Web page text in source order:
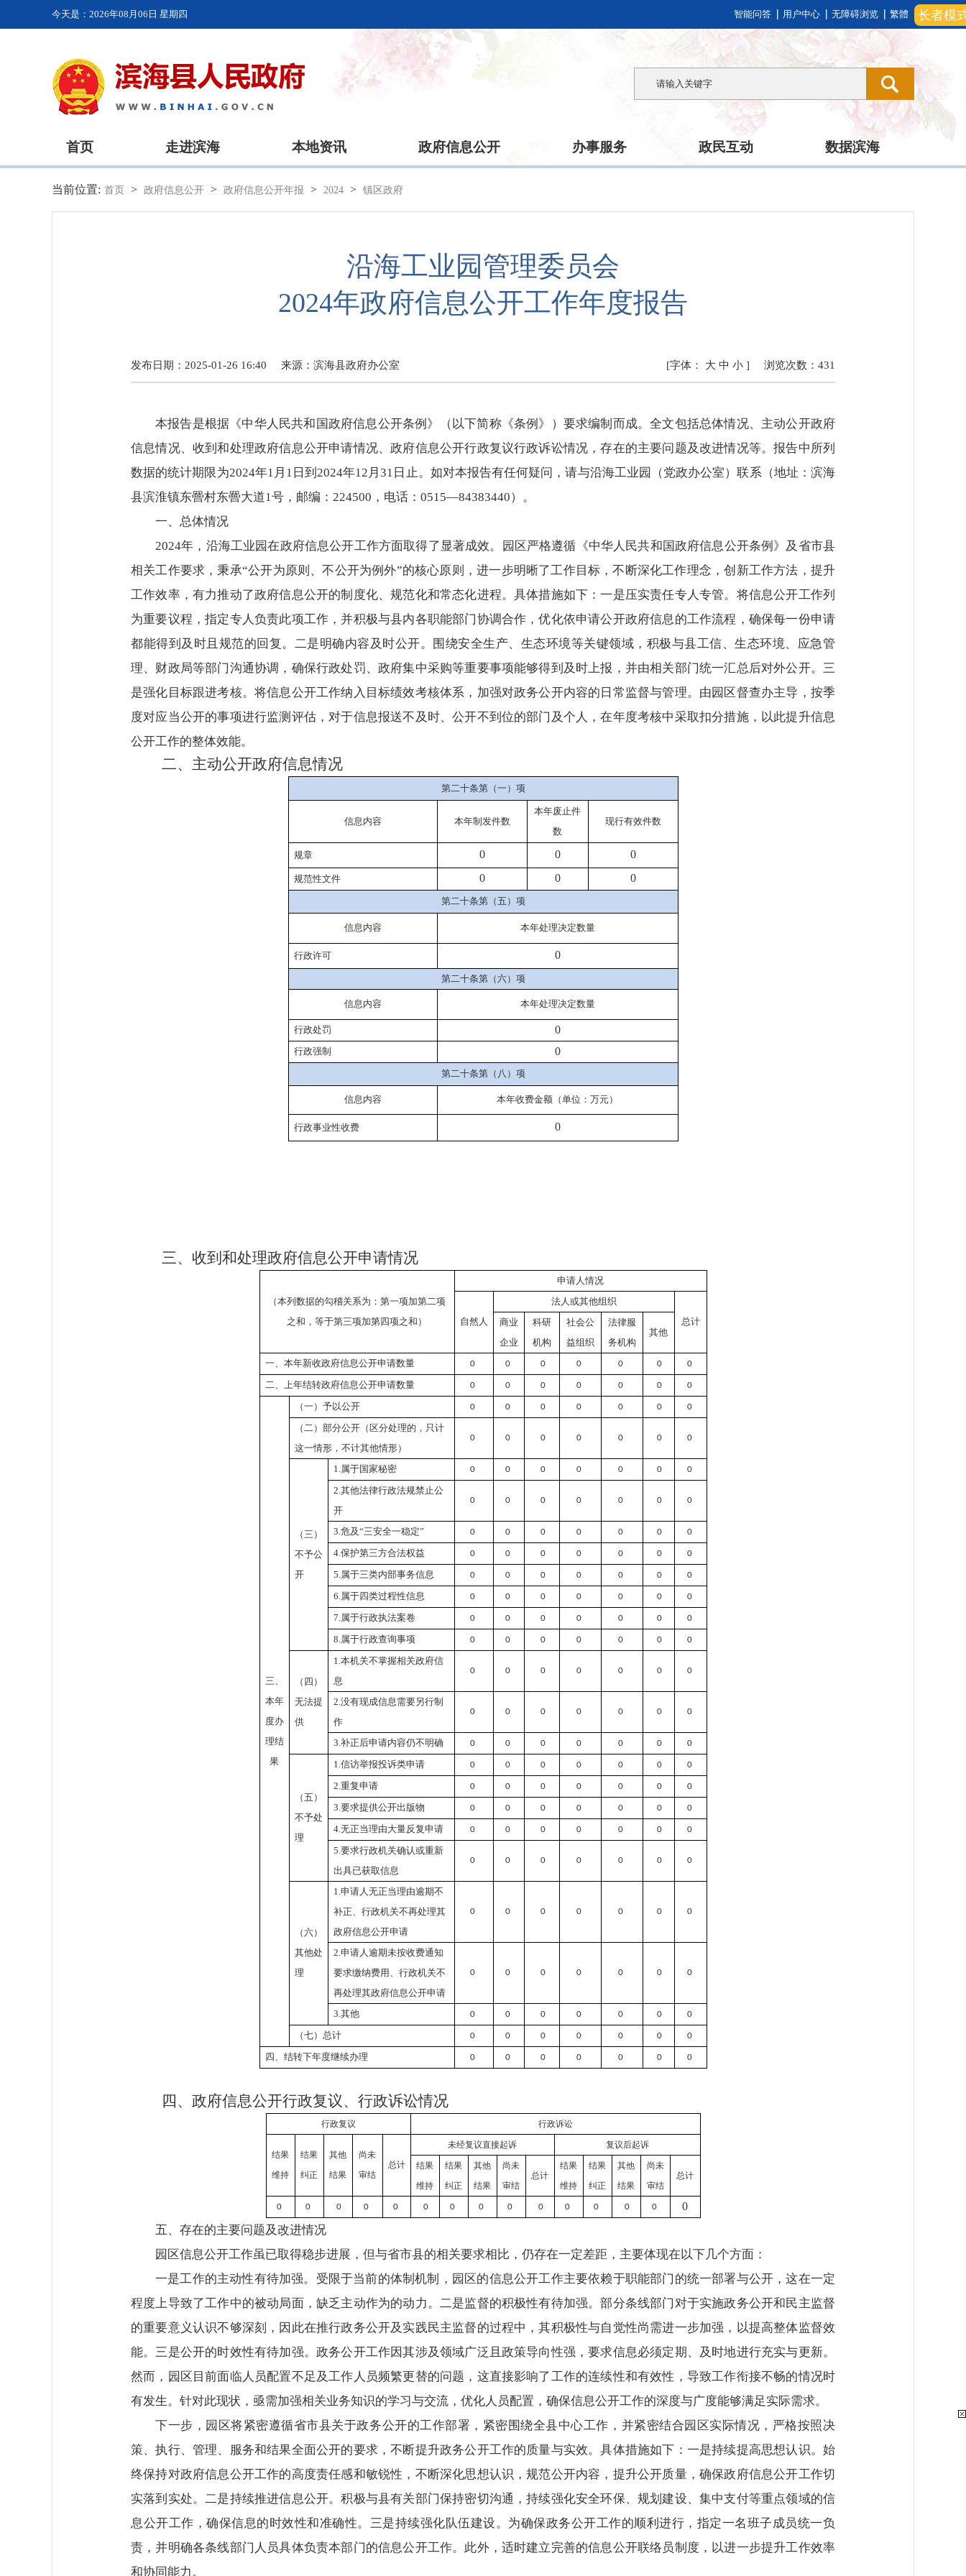
长者模
今天是： 2026年08月06日 星期四 智能问答 用户中心 无障碍浏览 繁體
首页 走进滨海 本地资讯 政府信息公开 办事服务 政民互动 数据滨海
当前位置: 首页 > 政府信息公开 > 政府信息公开年报 > 2024 > 镇区政府
沿海工业园管理委员会
2024年政府信息公开工作年度报告
发布日期：2025-01-26 16:40 来源： 滨海县政府办公室 浏览次数： 431
[字体： 大 中 小 ]
本报告是根据《中华人民共和国政府信息公开条例》（以下简称《条例》）要求编制而成。全文包括总体情况、主动公开政府
信息情况、收到和处理政府信息公开申请情况、政府信息公开行政复议行政诉讼情况，存在的主要问题及改进情况等。报告中所列
数据的统计期限为2024年1月1日到2024年12月31日止。如对本报告有任何疑问，请与沿海工业园（党政办公室）联系（地址：滨海
县滨淮镇东罾村东罾大道1号，邮编：224500，电话：0515—84383440）。
一、总体情况
2024年，沿海工业园在政府信息公开工作方面取得了显著成效。园区严格遵循《中华人民共和国政府信息公开条例》及省市县
相关工作要求，秉承“公开为原则、不公开为例外”的核心原则，进一步明晰了工作目标，不断深化工作理念，创新工作方法，提升
工作效率，有力推动了政府信息公开的制度化、规范化和常态化进程。具体措施如下：一是压实责任专人专管。将信息公开工作列
为重要议程，指定专人负责此项工作，并积极与县内各职能部门协调合作，优化依申请公开政府信息的工作流程，确保每一份申请
都能得到及时且规范的回复。二是明确内容及时公开。围绕安全生产、生态环境等关键领域，积极与县工信、生态环境、应急管
理、财政局等部门沟通协调，确保行政处罚、政府集中采购等重要事项能够得到及时上报，并由相关部门统一汇总后对外公开。三
是强化目标跟进考核。将信息公开工作纳入目标绩效考核体系，加强对政务公开内容的日常监督与管理。由园区督查办主导，按季
度对应当公开的事项进行监测评估，对于信息报送不及时、公开不到位的部门及个人，在年度考核中采取扣分措施，以此提升信息
公开工作的整体效能。
二、主动公开政府信息情况
第二十条第（一）项
信息内容 本年制发件数
本年废止件
数
现行有效件数
规章 0 0 0
规范性文件 0 0 0
第二十条第（五）项
信息内容 本年处理决定数量
行政许可 0
第二十条第（六）项
信息内容 本年处理决定数量
行政处罚 0
行政强制 0
第二十条第（八）项
信息内容 本年收费金额（单位：万元）
行政事业性收费 0
三、收到和处理政府信息公开申请情况
（本列数据的勾稽关系为：第一项加第二项
之和，等于第三项加第四项之和）
申请人情况
自然人
法人或其他组织
总计
商业
企业
科研
机构
社会公
益组织
法律服
务机构
其他
一、本年新收政府信息公开申请数量 0 0 0 0 0 0 0
二、上年结转政府信息公开申请数量 0 0 0 0 0 0 0
三、
本年
度办
理结
果
（一）予以公开 0 0 0 0 0 0 0
（二）部分公开（ 区分处理的，只计
这一情形，不计其他情形）
0 0 0 0 0 0 0
（三）
不予公
开
1.属于国家秘密 0 0 0 0 0 0 0
2.其他法律行政法规禁止公
开
0 0 0 0 0 0 0
3.危及“三安全一稳定” 0 0 0 0 0 0 0
4.保护第三方合法权益 0 0 0 0 0 0 0
5.属于三类内部事务信息 0 0 0 0 0 0 0
6.属于四类过程性信息 0 0 0 0 0 0 0
7.属于行政执法案卷 0 0 0 0 0 0 0
8.属于行政查询事项 0 0 0 0 0 0 0
（四）
无法提
供
1.本机关不掌握相关政府信
息
0 0 0 0 0 0 0
2.没有现成信息需要另行制
作
0 0 0 0 0 0 0
3.补正后申请内容仍不明确 0 0 0 0 0 0 0
（五）
不予处
理
1.信访举报投诉类申请 0 0 0 0 0 0 0
2.重复申请 0 0 0 0 0 0 0
3.要求提供公开出版物 0 0 0 0 0 0 0
4.无正当理由大量反复申请 0 0 0 0 0 0 0
5.要求行政机关确认或重新
出具已获取信息
0 0 0 0 0 0 0
（六）
其他处
理
1.申请人无正当理由逾期不
补正、行政机关不再处理其
政府信息公开申请
0 0 0 0 0 0 0
2.申请人逾期未按收费通知
要求缴纳费用、行政机关不
再处理其政府信息公开申请
0 0 0 0 0 0 0
3.其他 0 0 0 0 0 0 0
（七）总计 0 0 0 0 0 0 0
四、结转下年度继续办理 0 0 0 0 0 0 0
四、政府信息公开行政复议、行政诉讼情况
行政复议 行政诉讼
结果
维持
结果
纠正
其他
结果
尚未
审结
总计
未经复议直接起诉 复议后起诉
结果
维持
结果
纠正
其他
结果
尚未
审结
总计
结果
维持
结果
纠正
其他
结果
尚未
审结
总计
0 0 0 0 0 0 0 0 0 0 0 0 0 0 0
五、存在的主要问题及改进情况
园区信息公开工作虽已取得稳步进展，但与省市县的相关要求相比，仍存在一定差距，主要体现在以下几个方面：
一是工作的主动性有待加强。受限于当前的体制机制，园区的信息公开工作主要依赖于职能部门的统一部署与公开，这在一定
程度上导致了工作中的被动局面，缺乏主动作为的动力。二是监督的积极性有待加强。部分条线部门对于实施政务公开和民主监督
的重要意义认识不够深刻，因此在推行政务公开及实践民主监督的过程中，其积极性与自觉性尚需进一步加强，以提高整体监督效
能。三是公开的时效性有待加强。政务公开工作因其涉及领域广泛且政策导向性强，要求信息必须定期、及时地进行充实与更新。
然而，园区目前面临人员配置不足及工作人员频繁更替的问题，这直接影响了工作的连续性和有效性，导致工作衔接不畅的情况时
有发生。针对此现状，亟需加强相关业务知识的学习与交流，优化人员配置，确保信息公开工作的深度与广度能够满足实际需求。
下一步，园区将紧密遵循省市县关于政务公开的工作部署，紧密围绕全县中心工作，并紧密结合园区实际情况，严格按照决
策、执行、管理、服务和结果全面公开的要求，不断提升政务公开工作的质量与实效。具体措施如下：一是持续提高思想认识。始
终保持对政府信息公开工作的高度责任感和敏锐性，不断深化思想认识，规范公开内容，提升公开质量，确保政府信息公开工作切
实落到实处。二是持续推进信息公开。积极与县有关部门保持密切沟通，持续强化安全环保、规划建设、集中支付等重点领域的信
息公开工作，确保信息的时效性和准确性。三是持续强化队伍建设。为确保政务公开工作的顺利进行，指定一名班子成员统一负
责，并明确各条线部门人员具体负责本部门的信息公开工作。此外，适时建立完善的信息公开联络员制度，以进一步提升工作效率
和协同能力。